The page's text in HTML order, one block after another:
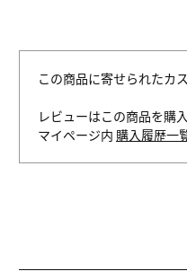
この商品に寄せられたカ
レビューはこの商品を購
マイページ内 購入履歴一